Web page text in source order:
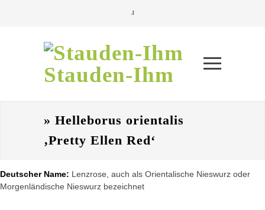
Stauden-Ihm
» Helleborus orientalis
‚Pretty Ellen Red‘
Deutscher Name: Lenzrose, auch als Orientalische Nieswurz oder
Morgenländische Nieswurz bezeichnet